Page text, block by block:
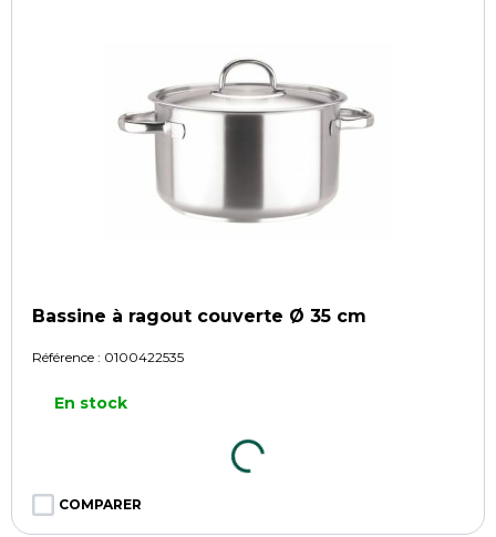
Bassine à ragout couverte Ø 35 cm
Référence : 0100422535
En stock
COMPARER